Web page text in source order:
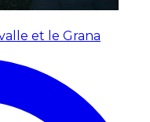
et le Grana